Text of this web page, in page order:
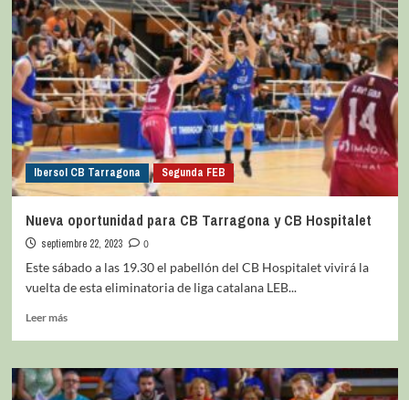
Ibersol CB Tarragona Segunda FEB
Nueva oportunidad para CB Tarragona y CB Hospitalet
septiembre 22, 2023
0
Este sábado a las 19.30 el pabellón del CB Hospitalet vivirá la
vuelta de esta eliminatoria de liga catalana LEB...
Leer más